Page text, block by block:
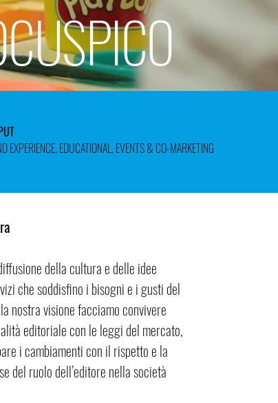
EXPERIENCE, EDUCATIONAL, EVENTS & CO-MARKETING
della cultura e delle idee
che soddisfino i bisogni e i gusti del
nostra visione facciamo convivere
editoriale con le leggi del mercato,
i cambiamenti con il rispetto e la
del ruolo dell’editore nella società